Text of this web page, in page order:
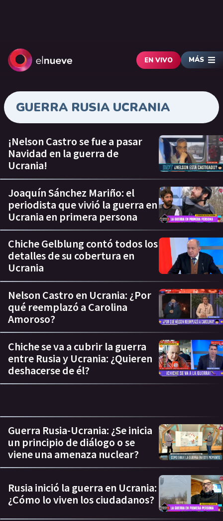
EN VIVO MÁS
GUERRA RUSIA UCRANIA
¡Nelson Castro se fue a pasar
Navidad en la guerra de
Ucrania!
Joaquín Sánchez Mariño: el
periodista que vivió la guerra en
Ucrania en primera persona
Chiche Gelblung contó todos los
detalles de su cobertura en
Ucrania
Nelson Castro en Ucrania: ¿Por
qué reemplazó a Carolina
Amoroso?
Chiche se va a cubrir la guerra
entre Rusia y Ucrania: ¿Quieren
deshacerse de él?
Guerra Rusia-Ucrania: ¿Se inicia
un principio de diálogo o se
viene una amenaza nuclear?
Rusia inició la guerra en Ucrania:
¿Cómo lo viven los ciudadanos?